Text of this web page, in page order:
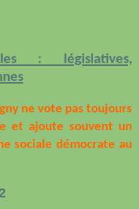
: législatives,
ne vote pas toujours
et ajoute souvent un
sociale démocrate au